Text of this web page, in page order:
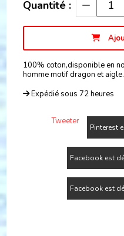
Quantité :
100% coton,disponible en
homme motif dragon et
Expédié sous 72 heures
Tweeter
Pinterest
Facebook est
Facebook est